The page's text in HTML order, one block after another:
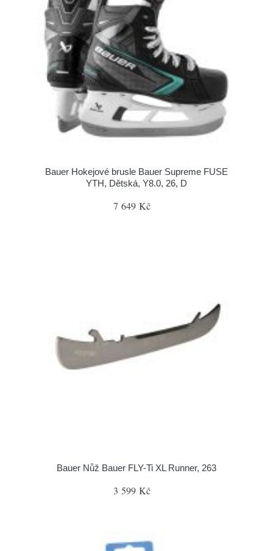
Bauer Hokejové brusle Bauer Supreme FUSE
YTH, Dětská, Y8.0, 26, D
7 649 Kč
Bauer Nůž Bauer FLY-Ti XL Runner, 263
3 599 Kč